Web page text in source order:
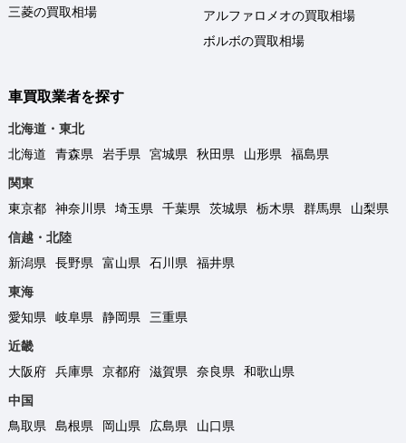
三菱の買取相場
アルファロメオの買取相場
ボルボの買取相場
車買取業者を探す
北海道・東北
北海道
青森県 岩手県 宮城県 秋田県 山形県
福島県
関東
東京都
神奈川県 埼玉県 千葉県 茨城県 栃木県 群馬県
山梨県
信越・北陸
新潟県
長野県 富山県 石川県
福井県
東海
愛知県
岐阜県 静岡県
三重県
近畿
大阪府
兵庫県 京都府 滋賀県 奈良県
和歌山県
中国
鳥取県
島根県 岡山県 広島県
山口県